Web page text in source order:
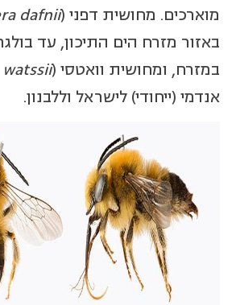
מוארכים. מחושית דפני (dafnii
באזור מזרח הים התיכון, עד
במזרח, ומחושית וואטסי (watssii
אנדמי (ייחודי) לישראל וללבנון.